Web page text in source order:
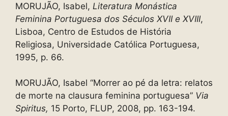
MORUJÃO, Isabel, Literatura Monástica
Feminina Portuguesa dos Séculos XVII e XVIII,
Lisboa, Centro de Estudos de História
Religiosa, Universidade Católica Portuguesa,
1995, p. 66.
MORUJÃO, Isabel “Morrer ao pé da letra: relatos
de morte na clausura feminina portuguesa” Via
Spiritus, 15 Porto, FLUP, 2008, pp. 163-194.